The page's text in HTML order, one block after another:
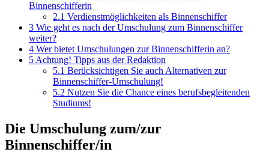
Binnenschifferin
2.1 Verdienstmöglichkeiten als Binnenschiffer
3 Wie geht es nach der Umschulung zum Binnenschiffer
weiter?
4 Wer bietet Umschulungen zur Binnenschifferin an?
5 Achtung! Tipps aus der Redaktion
5.1 Berücksichtigen Sie auch Alternativen zur
Binnenschiffer-Umschulung!
5.2 Nutzen Sie die Chance eines berufsbegleitenden
Studiums!
Die Umschulung zum/zur
Binnenschiffer/in